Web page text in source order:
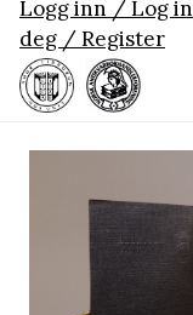
Logg inn / Log in
deg / Register